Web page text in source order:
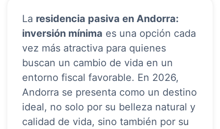
La residencia pasiva en Andorra:
inversión mínima es una opción cada
vez más atractiva para quienes
buscan un cambio de vida en un
entorno fiscal favorable. En 2026,
Andorra se presenta como un destino
ideal, no solo por su belleza natural y
calidad de vida, sino también por su